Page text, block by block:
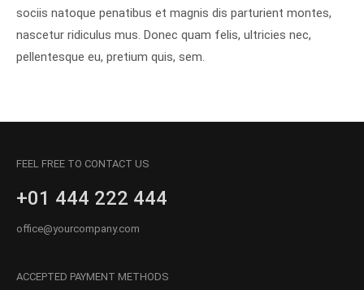
sociis natoque penatibus et magnis dis parturient montes,
nascetur ridiculus mus. Donec quam felis, ultricies nec,
pellentesque eu, pretium quis, sem.
FEEL FREE TO CONTACT US
+01 444 222 444
office@yourcompany.com
ACCEPTED PAYMENT METHODS